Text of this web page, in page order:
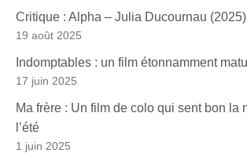
Critique : Alpha – Julia Ducournau (2025)
19 août 2025
Indomptables : un film étonnamment
17 juin 2025
Ma frère : Un film de colo qui sent bon la
l’été
1 juin 2025